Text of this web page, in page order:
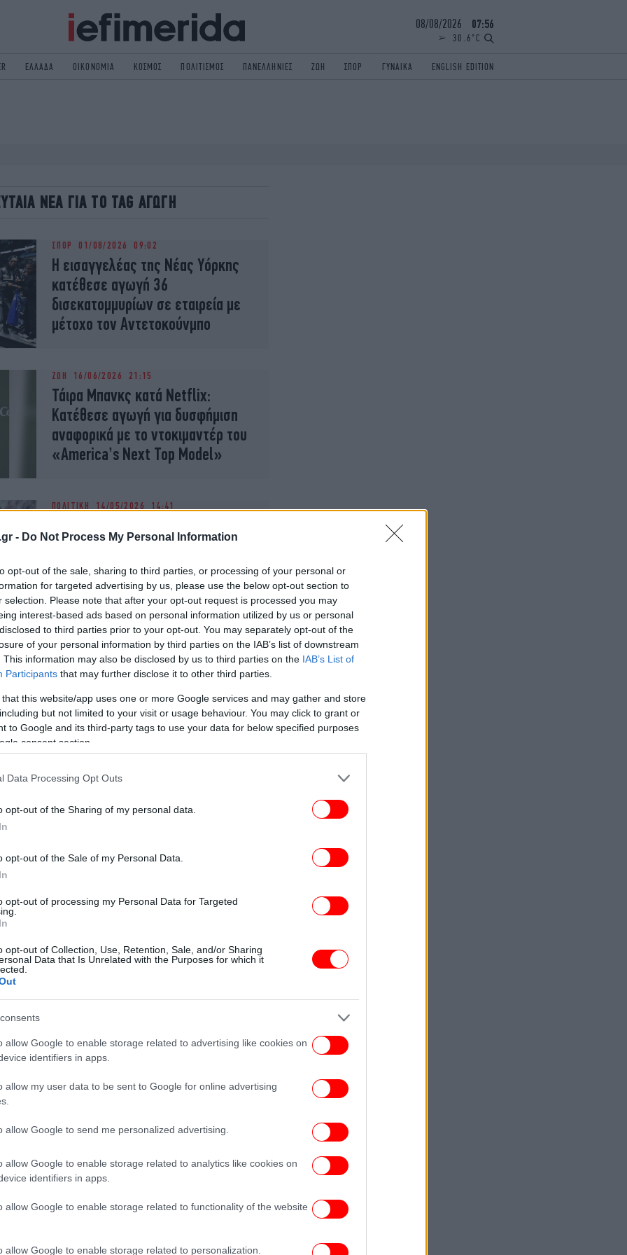
- Do Not Process My Personal Information
opt-out of the sale, sharing to third parties, or processing of your personal or
for targeted advertising by us, please use the below opt-out section to
selection. Please note that after your opt-out request is processed you may
interest-based ads based on personal information utilized by us or personal
to third parties prior to your opt-out. You may separately opt-out of the
of your personal information by third parties on the IAB’s list of downstream
This information may also be disclosed by us to third parties on the IAB’s List of
Participants that may further disclose it to other third parties.
that this website/app uses one or more Google services and may gather and store
but not limited to your visit or usage behaviour. You may click to grant or
to Google and its third-party tags to use your data for below specified purposes
consent section.
Data Processing Opt Outs
opt-out of the Sharing of my personal data.
opt-out of the Sale of my Personal Data.
opt-out of processing my Personal Data for Targeted
opt-out of Collection, Use, Retention, Sale, and/or Sharing
Data that Is Unrelated with the Purposes for which it
allow Google to enable storage related to advertising like cookies on
identifiers in apps.
allow my user data to be sent to Google for online advertising
allow Google to send me personalized advertising.
allow Google to enable storage related to analytics like cookies on
identifiers in apps.
allow Google to enable storage related to functionality of the website
allow Google to enable storage related to personalization.
08/08/2026 07:56
30.6°C
ΕΛΛΑΔΑ ΟΙΚΟΝΟΜΙΑ ΚΟΣΜΟΣ ΠΟΛΙΤΙΣΜΟΣ ΠΑΝΕΛΛΗΝΙΕΣ ΖΩΗ ΣΠΟΡ ΓΥΝΑΙΚΑ ENGLISH EDITION
PODCAST
OCEAN
ΝΕΑ ΓΙΑ ΤΟ TAG ΑΓΩΓΗ
ΣΠΟΡ 01/08/2026 09:02
Η εισαγγελέας της Νέας Υόρκης
κατέθεσε αγωγή 36
δισεκατομμυρίων σε εταιρεία με
μέτοχο τον Αντετοκούνμπο
ΖΩΗ 16/06/2026 21:15
Τάιρα Μπανκς κατά Netflix:
Κατέθεσε αγωγή για δυσφήμιση
αναφορικά με το ντοκιμαντέρ του
«America’s Next Top Model»
ΠΟΛΙΤΙΚΗ 14/05/2026 14:41
ηθική βλάβη ζητά η Βασιλική
Πολύζου από τη Ζωή
Κωνσταντοπούλου
ΕΛΛΑΔΑ 12/05/2026 12:21
Θεσσαλονίκη: «Εμφύλιος» σε
πολυκατοικία -Αγωγή ιδιοκτητών
για μετατροπή ημιυπογείου σε 8
διαμερίσματα Airbnb
H Dua Lipa μήνυσε τη Samsung
επειδή έβαλε το πρόσωπό της σε
23/04/2026 09:29
κλινική γονιμότητας -Βρέθηκαν οι
μπέρδεμα
ΖΩΗ 23/04/2026 06:54
Κατηγορίες «φωτιά» κατά της
εταιρείας του MrBeast από πρώην
και σεξουαλική παρενόχληση»
ΖΩΗ 21/04/2026 22:53
αγωγή από πρώην οικιακή βοηθό -